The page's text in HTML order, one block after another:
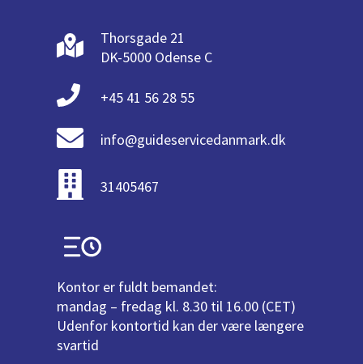
Thorsgade 21
DK-5000 Odense C
+45 41 56 28 55
info@guideservicedanmark.dk
31405467
Kontor er fuldt bemandet:
mandag – fredag kl. 8.30 til 16.00 (CET)
Udenfor kontortid kan der være længere
svartid